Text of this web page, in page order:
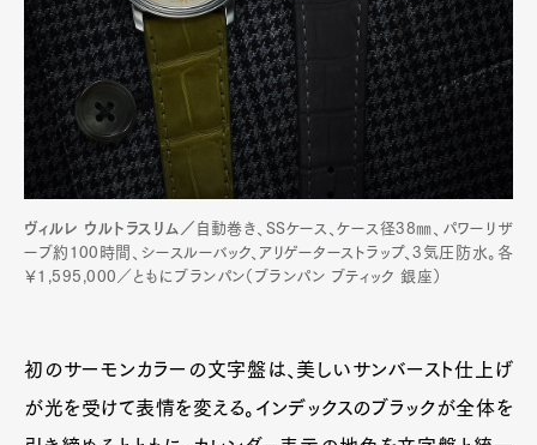
ヴィルレ ウルトラスリム／ 自動巻き、SSケース、ケース径38㎜、パワーリザ
ーブ約100時間、シースルーバック、アリゲーターストラップ、3気圧防水。各
￥1,595,000／ともにブランパン（ブランパン ブティック 銀座）
初のサーモンカラーの文字盤は、美しいサンバースト仕上げ
が光を受けて表情を変える。インデックスのブラックが全体を